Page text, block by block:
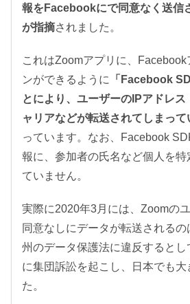
報をFacebookにで同意なく送信
が指摘されました。
これはZoomアプリに、Facebook
ンができるように
「Facebook
とにより、ユーザーのIPアドレ
ャリアなどが転送されてしまって
っています。なお、Facebook
報に、参加者の氏名など個人を
ていません。
実際に2020年3月には、Zoomの
同意なしにデータが転送される
州のデータ保護法に違反すると
に集団訴訟を起こし、日本でも
た。